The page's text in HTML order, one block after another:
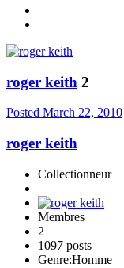
roger keith 2
Posted March 22, 2010
roger keith
Collectionneur
Membres
2
1097 posts
Genre:Homme